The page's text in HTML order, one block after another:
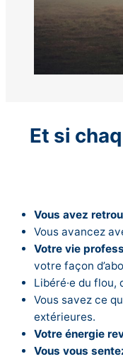
Et si
Vous avez
Vous avancez
Votre vie
votre façon
Libéré·e du
Vous savez ce
extérieures.
Votre énergie
Vous vous